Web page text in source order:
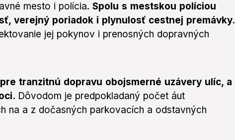
mesto i polícia. Spolu s mestskou políciou
verejný poriadok i plynulosť cestnej premávky.
jej pokynov i prenosných dopravných
tranzitnú dopravu obojsmerné uzávery ulíc, a
Dôvodom je predpokladaný počet áut
na a z dočasných parkovacích a odstavných